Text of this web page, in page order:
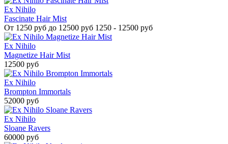
Ex Nihilo
Fascinate Hair Mist
От 1250 руб до 12500 руб 1250 - 12500 руб
Ex Nihilo
Magnetize Hair Mist
12500 руб
Ex Nihilo
Brompton Immortals
52000 руб
Ex Nihilo
Sloane Ravers
60000 руб